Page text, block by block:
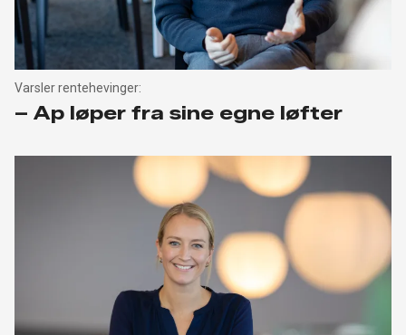
Varsler rentehevinger:
– Ap løper fra sine egne løfter